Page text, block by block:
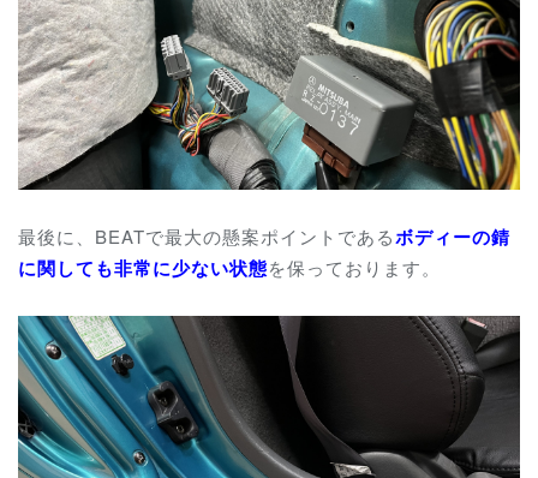
最後に、BEATで最大の懸案ポイントであるボディーの錆
に関しても非常に少ない状態を保っております。